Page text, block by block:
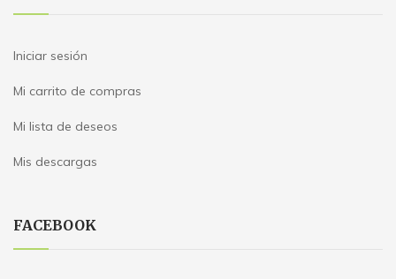
Iniciar sesión
Mi carrito de compras
Mi lista de deseos
Mis descargas
FACEBOOK